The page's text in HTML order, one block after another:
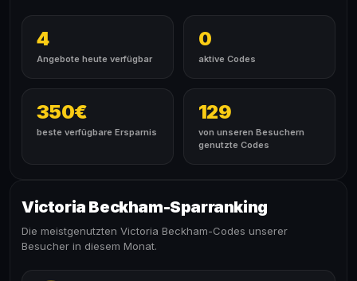
4
Angebote heute verfügbar
0
aktive Codes
350€
beste verfügbare Ersparnis
129
von unseren Besuchern
genutzte Codes
Victoria Beckham-Sparranking
Die meistgenutzten Victoria Beckham-Codes unserer
Besucher in diesem Monat.